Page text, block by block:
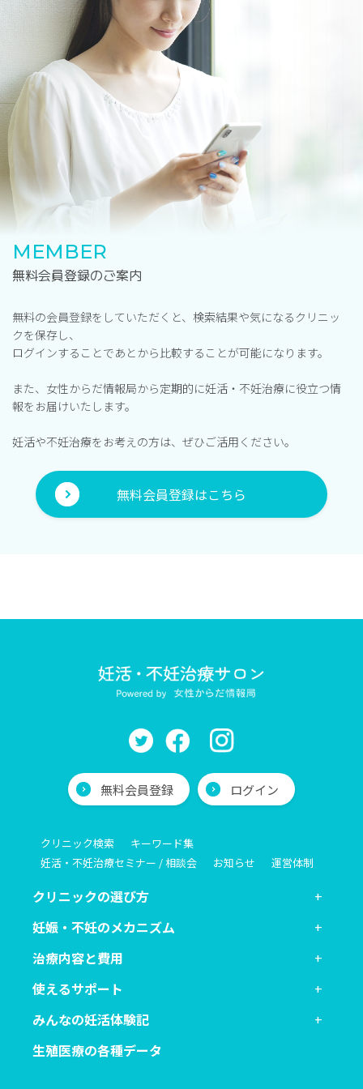
MEMBER
無料会員登録のご案内
無料の会員登録をしていただくと、検索結果や気になるクリニッ
クを保存し、
ログインすることであとから比較することが可能になります。
また、女性からだ情報局から定期的に妊活・不妊治療に役立つ情
報をお届けいたします。
妊活や不妊治療をお考えの方は、ぜひご活用ください。
無料会員登録はこちら
無料会員登録 ログイン
クリニック検索
キーワード集
妊活・不妊治療セミナー / 相談会
お知らせ 運営体制
クリニックの選び方
妊娠・不妊のメカニズム
治療内容と費用
使えるサポート
みんなの妊活体験記
生殖医療の各種データ